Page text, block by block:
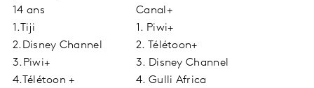
14 ans
Canal+
1.Tiji
1. Piwi+
2.Disney Channel
2. Télétoon+
3.Piwi+
3. Disney Channel
4.Télétoon +
4. Gulli Africa